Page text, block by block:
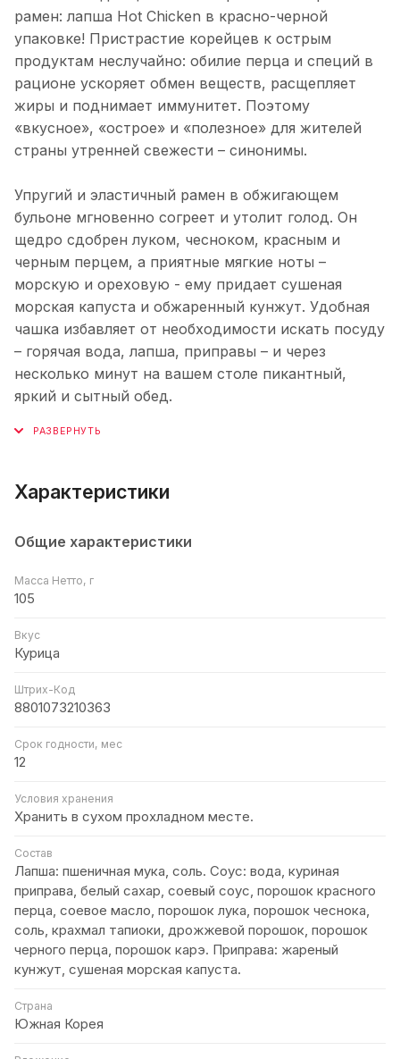
рамен: лапша Hot Chicken в красно-черной
упаковке! Пристрастие корейцев к острым
продуктам неслучайно: обилие перца и специй в
рационе ускоряет обмен веществ, расщепляет
жиры и поднимает иммунитет. Поэтому
«вкусное», «острое» и «полезное» для жителей
страны утренней свежести – синонимы.
Упругий и эластичный рамен в обжигающем
бульоне мгновенно согреет и утолит голод. Он
щедро сдобрен луком, чесноком, красным и
черным перцем, а приятные мягкие ноты –
морскую и ореховую - ему придает сушеная
морская капуста и обжаренный кунжут. Удобная
чашка избавляет от необходимости искать посуду
– горячая вода, лапша, приправы – и через
несколько минут на вашем столе пикантный,
яркий и сытный обед.
Характеристики
Общие характеристики
Масса Нетто, г
105
Вкус
Курица
Штрих-Код
8801073210363
Срок годности, мес
12
Условия хранения
Хранить в сухом прохладном месте.
Состав
Лапша: пшеничная мука, соль. Соус: вода, куриная
приправа, белый сахар, соевый соус, порошок красного
перца, соевое масло, порошок лука, порошок чеснока,
соль, крахмал тапиоки, дрожжевой порошок, порошок
черного перца, порошок карэ. Приправа: жареный
кунжут, сушеная морская капуста.
Страна
Южная Корея